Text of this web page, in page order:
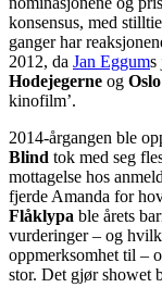
konsensus, med
ganger har
2012, da Jan Eggums
Hodejegerne og
kinofilm’.
2014-årgangen ble
Blind tok med seg
mottagelse hos
fjerde Amanda for
Flåklypa ble årets
vurderinger – og
oppmerksomhet til –
stor. Det gjør showet